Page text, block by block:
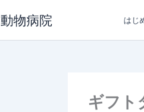
物病院 はじ
ギフト